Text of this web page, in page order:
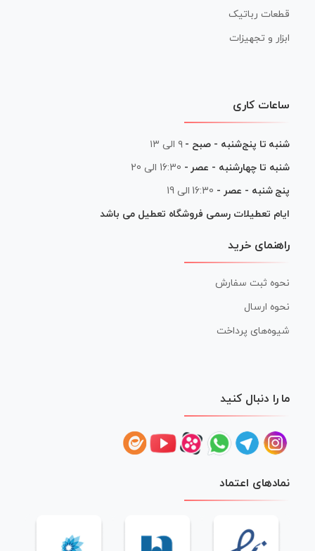
قطعات رباتیک
ابزار و تجهیزات
ساعات کاری
شنبه تا پنج‌شنبه - صبح - ۹ الی ۱۳
شنبه تا چهارشنبه - عصر - 16:30 الی 20
پنج شنبه - عصر - 16:30 الی 19
ایام تعطیلات رسمی فروشگاه تعطیل می باشد
راهنمای خرید
نحوه ثبت سفارش
نحوه ارسال
شیوه‌های پرداخت
ما را دنبال کنید
نمادهای اعتماد